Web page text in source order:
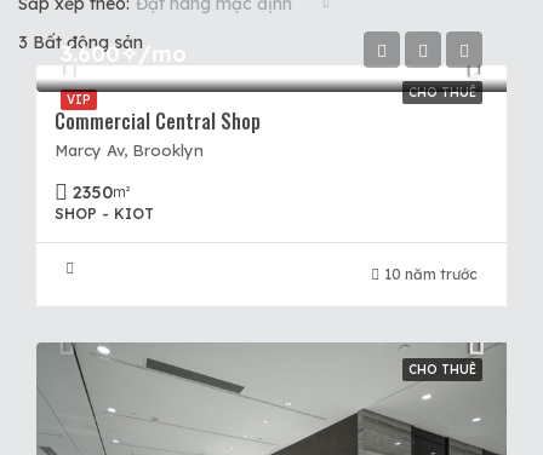
3 Bất động sản
VIP CHO THUÊ
3.600✧/mo
Commercial Central Shop
Marcy Av, Brooklyn
2350m²
SHOP - KIOT
10 năm trước
CHO THUÊ